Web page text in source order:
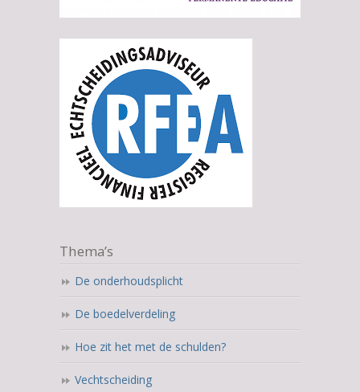
Thema’s
De onderhoudsplicht
De boedelverdeling
Hoe zit het met de schulden?
Vechtscheiding